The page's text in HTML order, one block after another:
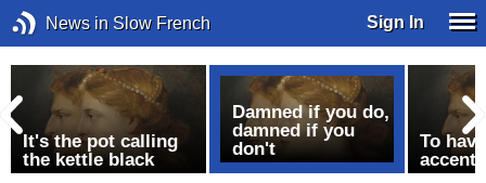
News in Slow French Sign In
It's the pot calling
the kettle black
Damned if you do,
damned if you
don't
To
accent